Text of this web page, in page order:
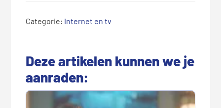
Categorie: Internet en tv
Deze artikelen kunnen we je
aanraden: